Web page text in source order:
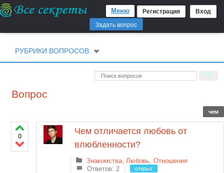
Регистрация Вход
Меню
Задать вопрос
РУБРИКИ ВОПРОСОВ
Вопрос
чем
0
Чем отличается любовь от
влюбленности?
Знакомства, Любовь, Отношения
Ответов: 2
открыт